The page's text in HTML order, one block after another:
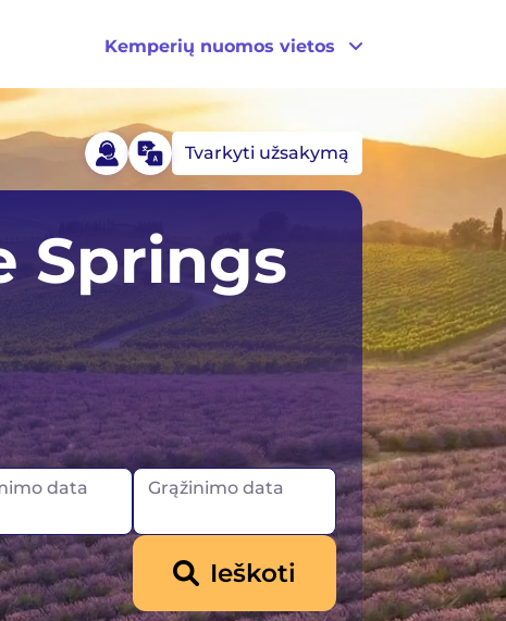
Kemperių nuomos vietos
Jungtinė Karalystė
Tvarkyti užsakymą
Springs
data Grąžinimo data
Ieškoti